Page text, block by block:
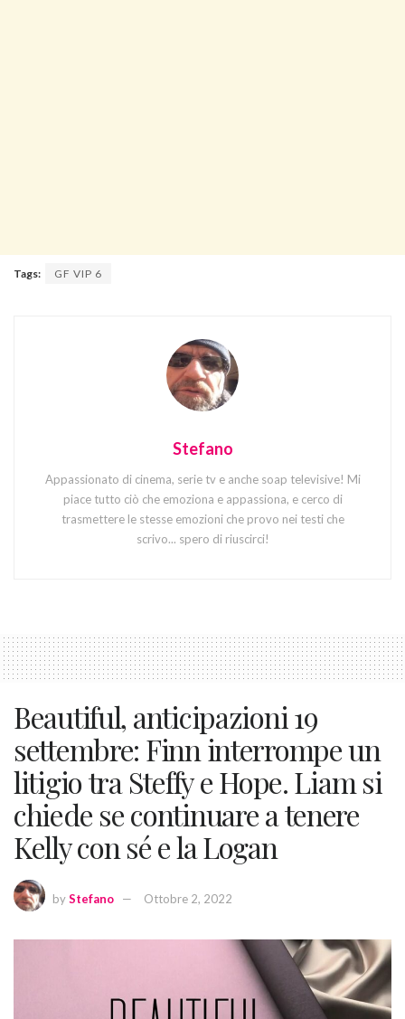
Tags: GF VIP 6
Stefano
Appassionato di cinema, serie tv e anche soap televisive! Mi
piace tutto ciò che emoziona e appassiona, e cerco di
trasmettere le stesse emozioni che provo nei testi che
scrivo... spero di riuscirci!
Beautiful, anticipazioni 19
settembre: Finn interrompe un
litigio tra Steffy e Hope. Liam si
chiede se continuare a tenere
Kelly con sé e la Logan
byStefano Ottobre 2, 2022